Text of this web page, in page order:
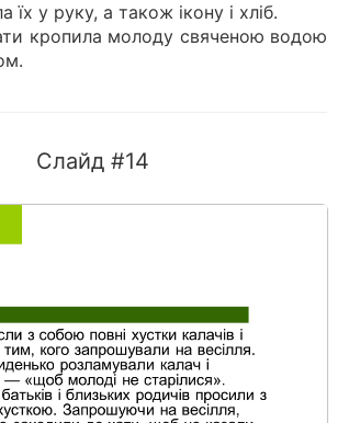
їх у руку, а також ікону і хліб.
кропила молоду свяченою водою
Слайд #14